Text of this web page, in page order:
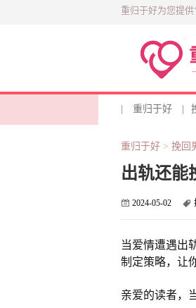
重归于好为您提
重归于好
重归于好> 挽回
出轨还能
2024-05-02
当爱情遭遇出
制定策略，让
亲爱的读者，